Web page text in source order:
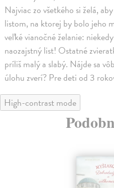
Najviac zo všetkého si želá,
listom, na ktorej by bolo jeho
veľké vianočné želanie:
naozajstný list! Ostatné
príliš malý a slabý. Nájde sa
úlohu zverí? Pre deti od 3
High-contrast mode